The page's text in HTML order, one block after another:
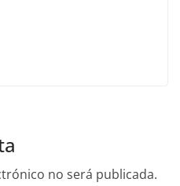
no será publicada.